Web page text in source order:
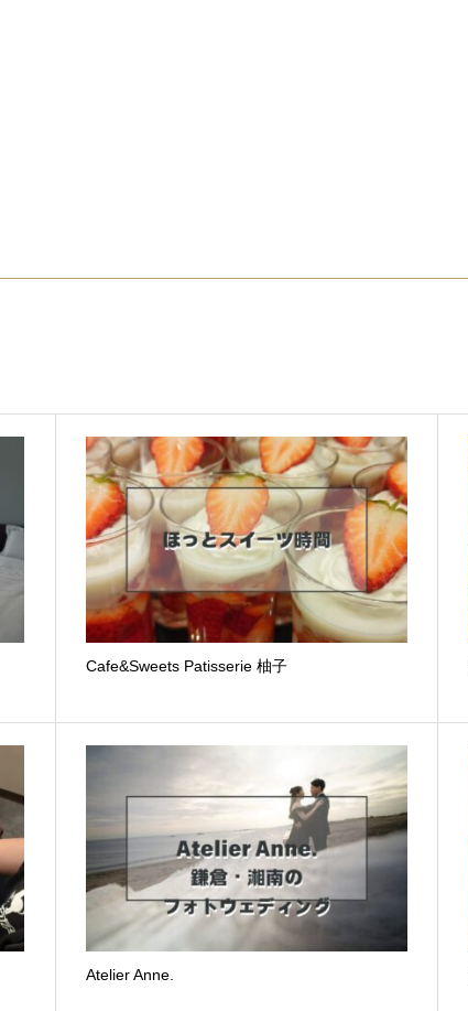
Cafe&Sweets Patisserie 柚子
Atelier Anne.